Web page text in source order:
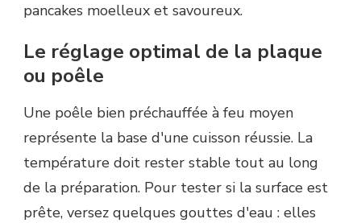
pancakes moelleux et savoureux.
Le réglage optimal de la plaque
ou poêle
Une poêle bien préchauffée à feu moyen
représente la base d'une cuisson réussie. La
température doit rester stable tout au long
de la préparation. Pour tester si la surface est
prête, versez quelques gouttes d'eau : elles